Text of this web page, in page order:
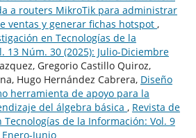
a routers MikroTik para administrar
ventas y generar fichas hotspot ,
en Tecnologías de la
13 Núm. 30 (2025): Julio-Diciembre
Gregorio Castillo Quiroz,
Hugo Hernández Cabrera, Diseño
herramienta de apoyo para la
del álgebra básica , Revista de
Tecnologías de la Información: Vol. 9
Junio